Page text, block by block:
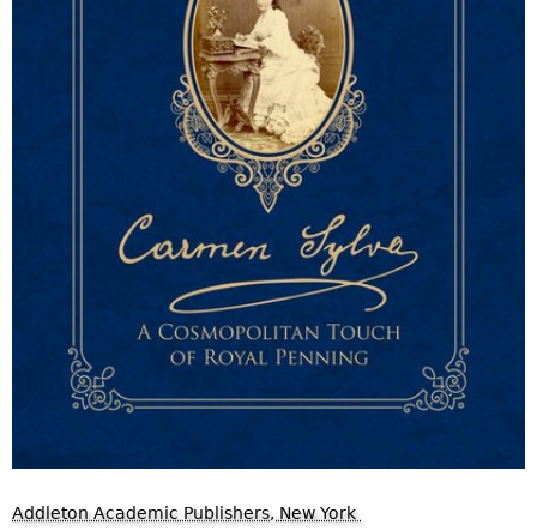
Addleton Academic Publishers, New York